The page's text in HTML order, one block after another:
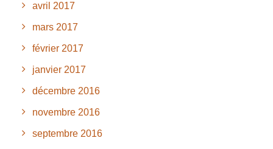
avril 2017
mars 2017
février 2017
janvier 2017
décembre 2016
novembre 2016
septembre 2016